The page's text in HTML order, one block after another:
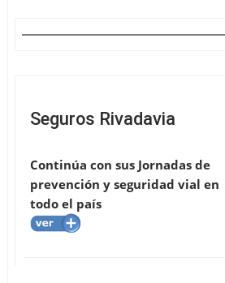
Seguros Rivadavia
Continúa con sus Jornadas de
prevención y seguridad vial en
todo el país